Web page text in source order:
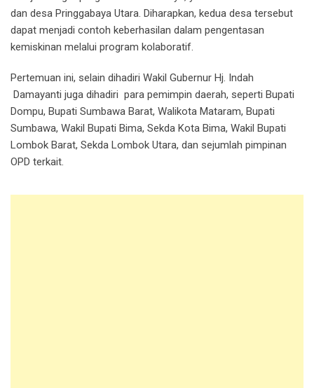
dan desa Pringgabaya Utara. Diharapkan, kedua desa tersebut
dapat menjadi contoh keberhasilan dalam pengentasan
kemiskinan melalui program kolaboratif.
Pertemuan ini, selain dihadiri Wakil Gubernur Hj. Indah
Damayanti juga dihadiri para pemimpin daerah, seperti Bupati
Dompu, Bupati Sumbawa Barat, Walikota Mataram, Bupati
Sumbawa, Wakil Bupati Bima, Sekda Kota Bima, Wakil Bupati
Lombok Barat, Sekda Lombok Utara, dan sejumlah pimpinan
OPD terkait.